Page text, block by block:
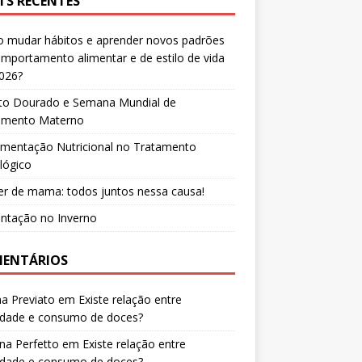
mudar hábitos e aprender novos padrões
alimentar e de estilo de vida
Dourado e Semana Mundial de
Materno
Nutricional no Tratamento
de mama: todos juntos nessa causa!
no Inverno
Previato em Existe relação entre
e consumo de doces?
Perfetto em Existe relação entre